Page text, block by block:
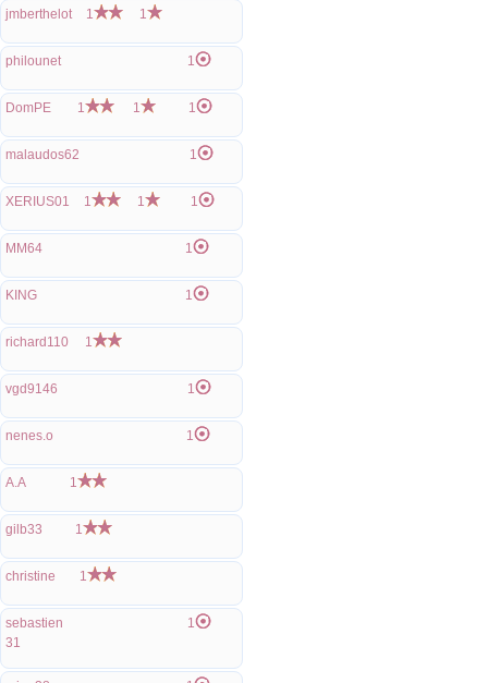
jmberthelot 1 1
philounet 1
DomPE 1 1 1
malaudos62 1
XERIUS01 1 1 1
MM64 1
KING 1
richard110 1
vgd9146 1
nenes.o 1
A.A 1
gilb33 1
christine 1
sebastien
31
1